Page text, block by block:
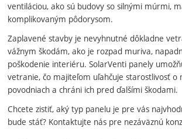
ventiláciou, ako sú budovy so silnými múrmi,
komplikovaným pôdorysom.
Zaplavené stavby je nevyhnutné dôkladne
vážnym škodám, ako je rozpad muriva,
poškodenie interiéru. SolarVenti panely
vetranie, čo majiteľom uľahčuje starostlivosť o
povodniach a chráni ich pred ďalšími škodami.
Chcete zistiť, aký typ panelu je pre vás
bude stáť? Kontaktujte nás pre nezáväznú